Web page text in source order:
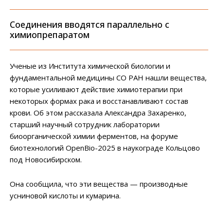
Соединения вводятся параллельно с
химиопрепаратом
Ученые из Института химической биологии и
фундаментальной медицины СО РАН нашли вещества,
которые усиливают действие химиотерапии при
некоторых формах рака и восстанавливают состав
крови. Об этом рассказала Александра Захаренко,
старший научный сотрудник лаборатории
биоорганической химии ферментов, на форуме
биотехнологий OpenBio-2025 в наукограде Кольцово
под Новосибирском.
Она сообщила, что эти вещества — производные
усниновой кислоты и кумарина.